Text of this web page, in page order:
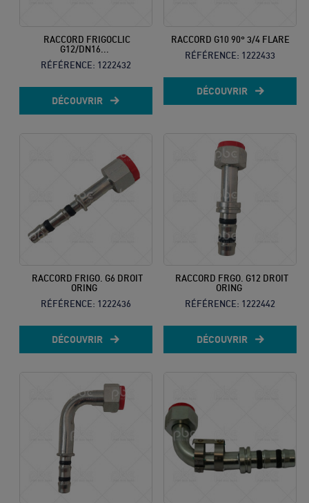
RACCORD FRIGOCLIC
G12/DN16...
RÉFÉRENCE: 1222432
DÉCOUVRIR
RACCORD G10 90° 3/4 FLARE
RÉFÉRENCE: 1222433
DÉCOUVRIR
RACCORD FRIGO. G6 DROIT
ORING
RÉFÉRENCE: 1222436
DÉCOUVRIR
RACCORD FRGO. G12 DROIT
ORING
RÉFÉRENCE: 1222442
DÉCOUVRIR